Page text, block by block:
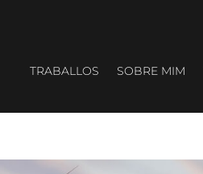
TRABALLOS SOBRE MIM